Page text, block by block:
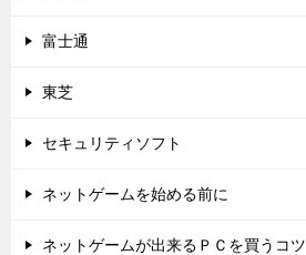
富士通
東芝
セキュリティソフト
ネットゲームを始める前に
ネットゲームが出来るＰＣを買うコツ